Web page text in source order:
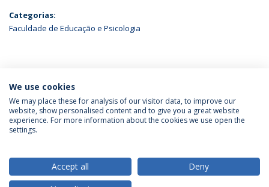
Categorias:
Faculdade de Educação e Psicologia
ÚLTIMAS NOTÍCIAS
Política de Privacidade
Termos & Condições
We use cookies
We may place these for analysis of our visitor data, to improve our
website, show personalised content and to give you a great website
experience. For more information about the cookies we use open the
settings.
Accept all
Deny